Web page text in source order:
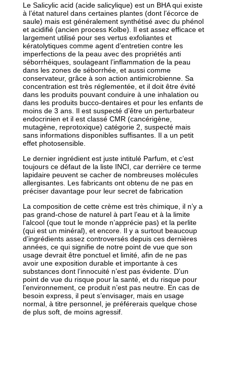
Le Salicylic acid (acide salicylique) est un BHA qui existe
à l’état naturel dans certaines plantes (dont l’écorce de
saule) mais est généralement synthétisé avec du phénol
et acidifié (ancien process Kolbe). Il est assez efficace et
largement utilisé pour ses vertus exfoliantes et
kératolytiques comme agent d’entretien contre les
imperfections de la peau avec des propriétés anti
séborrhéiques, soulageant l’inflammation de la peau
dans les zones de séborrhée, et aussi comme
conservateur, grâce à son action antimicrobienne. Sa
concentration est très réglementée, et il doit être évité
dans les produits pouvant conduire à une inhalation ou
dans les produits bucco-dentaires et pour les enfants de
moins de 3 ans. Il est suspecté d’être un perturbateur
endocrinien et il est classé CMR (cancérigène,
mutagène, reprotoxique) catégorie 2, suspecté mais
sans informations disponibles suffisantes. Il a un petit
effet photosensible.
Le dernier ingrédient est juste intitulé Parfum, et c’est
toujours ce défaut de la liste INCI, car derrière ce terme
lapidaire peuvent se cacher de nombreuses molécules
allergisantes. Les fabricants ont obtenu de ne pas en
préciser davantage pour leur secret de fabrication
La composition de cette crème est très chimique, il n’y a
pas grand-chose de naturel à part l’eau et à la limite
l’alcool (que tout le monde n’apprécie pas) et la perlite
(qui est un minéral), et encore. Il y a surtout beaucoup
d’ingrédients assez controversés depuis ces dernières
années, ce qui signifie de notre point de vue que son
usage devrait être ponctuel et limité, afin de ne pas
avoir une exposition durable et importante à ces
substances dont l’innocuité n’est pas évidente. D’un
point de vue du risque pour la santé, et du risque pour
l’environnement, ce produit n’est pas neutre. En cas de
besoin express, il peut s’envisager, mais en usage
normal, à titre personnel, je préférerais quelque chose
de plus soft, de moins agressif.